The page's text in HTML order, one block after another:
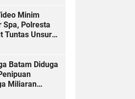
Minim
Spa, Polresta
Tuntas Unsur
Batam Diduga
Miliaran
ke Polda